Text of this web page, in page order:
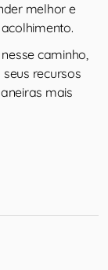
melhor e
caminho,
recursos
mais